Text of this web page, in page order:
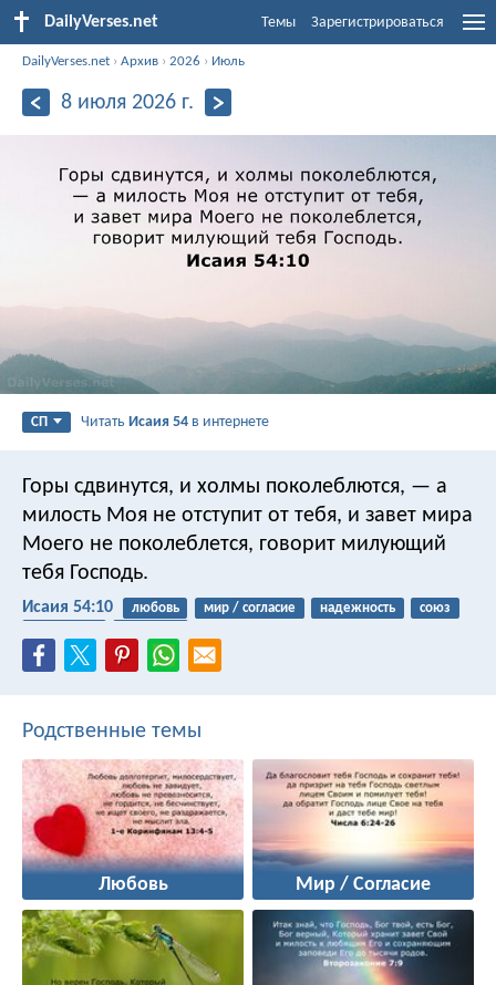
DailyVerses.net Темы Зарегистрироваться
DailyVerses.net ›Архив ›2026 › Июль
8 июля 2026 г.
СП ЧитатьИсаия 54 в интернете
Горы сдвинутся, и холмы поколеблются, — а
милость Моя не отступит от тебя, и завет мира
Моего не поколеблется, говорит милующий
тебя Господь.
Исаия 54:10 любовь мир / согласие надежность
союз
Родственные темы
Любовь Мир / Согласие